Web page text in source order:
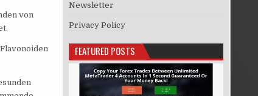
von
Newsletter
Privacy Policy
FEATURED POSTS